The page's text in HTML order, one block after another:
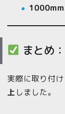
1000mm
まとめ
実際に取り付け
上 しました。